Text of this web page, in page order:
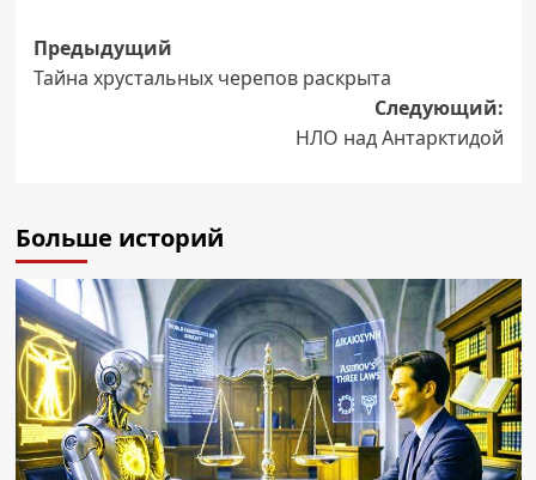
Навигация
записи
Предыдущий
Тайна хрустальных черепов раскрыта
Следующий:
НЛО над Антарктидой
Больше историй